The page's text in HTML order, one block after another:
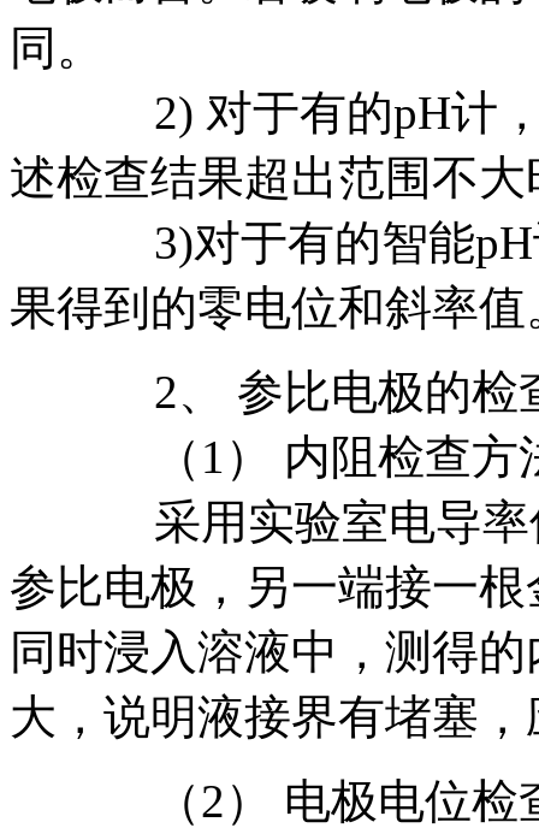
同。
2) 对于有的pH计，
述检查结果超出范围不
3)对于有的智能pH计
果得到的零电位和斜率值
2、 参比电极的检
（1） 内阻检查方
采用实验室电导率仪
参比电极，另一端接一
同时浸入溶液中，测得
大，说明液接界有堵塞
（2） 电极电位检